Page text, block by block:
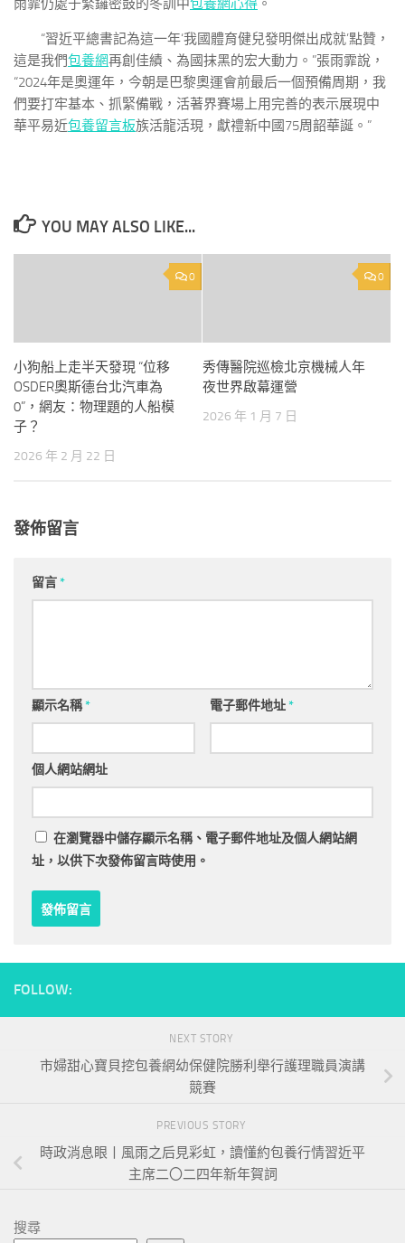
雨霏仍處于緊鑼密鼓的冬訓中包養網心得 。
“習近平總書記為這一年‘我國體育健兒發明傑出成就’點贊，
這是我們包養網再創佳績、為國抹黑的宏大動力。”張雨霏說，
“2024年是奧運年，今朝是巴黎奧運會前最后一個預備周期，我
們要打牢基本、抓緊備戰，活著界賽場上用完善的表示展現中
華平易近包養留言板族活龍活現，獻禮新中國75周韶華誕。”
YOU MAY ALSO LIKE...
0
小狗船上走半天發現 “位移
OSDER奧斯德台北汽車為
0”，網友：物理題的人船模
子？
2026 年 2 月 22 日
0
秀傳醫院巡檢北京機械人年
夜世界啟幕運營
2026 年 1 月 7 日
發佈留言
留言*
顯示名稱* 電子郵件地址*
個人網站網址
在瀏覽器中儲存顯示名稱、電子郵件地址及個人網站網
址，以供下次發佈留言時使用。
FOLLOW:
NEXT STORY
市婦甜心寶貝挖包養網幼保健院勝利舉行護理職員演講
競賽
PREVIOUS STORY
時政消息眼丨風雨之后見彩虹，讀懂約包養行情習近平
主席二〇二四年新年賀詞
搜尋